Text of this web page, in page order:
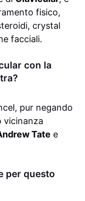
fisico,
crystal
facciali.
con la
pur negando
vicinanza
Tate e
per questo